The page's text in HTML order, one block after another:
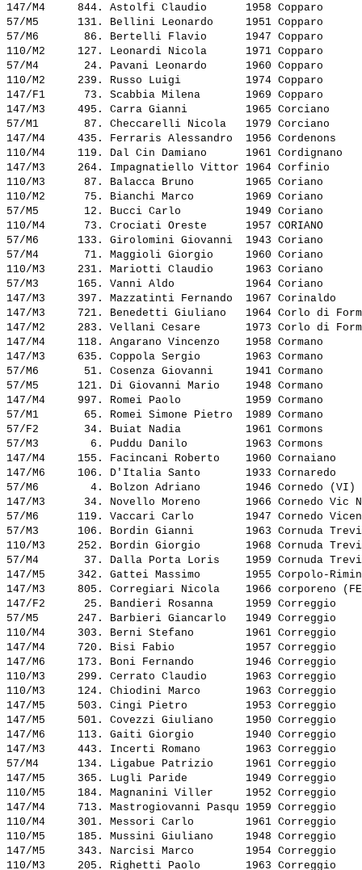
147/M4     844. Astolfi Claudio
1958 Copparo
57/M5      131. Bellini Leonardo
1951 Copparo
57/M6       86. Bertelli Flavio
1947 Copparo
110/M2     127. Leonardi Nicola
1971 Copparo
57/M4       24. Pavani Leonardo
1960 Copparo
110/M2     239. Russo Luigi
1974 Copparo
147/F1      73. Scabbia Milena
1969 Copparo
147/M3     495. Carra Gianni
1965 Corciano
57/M1       87. Checcarelli Nicola
1979 Corciano
147/M4     435. Ferraris Alessandro
1956
110/M4     119. Dal Cin Damiano
1961
147/M3     264. Impagnatiello Vittor 1964 Corfinio
110/M3      87. Balacca Bruno
1965 Coriano
110/M2      75. Bianchi Marco
1969 Coriano
57/M5       12. Bucci Carlo
1949 Coriano
110/M4      73. Crociati Oreste
1957 CORIANO
57/M6      133. Girolomini Giovanni
1943 Coriano
57/M4       71. Maggioli Giorgio
1960 Coriano
110/M3     231. Mariotti Claudio
1963 Coriano
57/M3      165. Vanni Aldo
1964 Coriano
147/M3     397. Mazzatinti Fernando
1967
147/M3     721. Benedetti Giuliano
1964 Corlo di
147/M2     283. Vellani Cesare
1973 Corlo di
147/M4     118. Angarano Vincenzo
1958 Cormano
147/M3     635. Coppola Sergio
1963 Cormano
57/M6       51. Cosenza Giovanni
1941 Cormano
57/M5      121. Di Giovanni Mario
1948 Cormano
147/M4     997. Romei Paolo
1959 Cormano
57/M1       65. Romei Simone Pietro
1989 Cormano
57/F2       34. Buiat Nadia
1961 Cormons
57/M3        6. Puddu Danilo
1963 Cormons
147/M4     155. Facincani Roberto
1960 Cornaiano
147/M6     106. D'Italia Santo
1933
57/M6        4. Bolzon Adriano
1946 Cornedo
147/M3      34. Novello Moreno
1966 Cornedo
57/M6      119. Vaccari Carlo
1947 Cornedo
57/M3      106. Bordin Gianni
1963 Cornuda
110/M3     252. Bordin Giorgio
1968 Cornuda
57/M4       37. Dalla Porta Loris
1959 Cornuda
147/M5     342. Gattei Massimo
1955 Corpolo-
147/M3     805. Corregiari Nicola
1966 corporeno
147/F2      25. Bandieri Rosanna
1959 Correggio
57/M5      247. Barbieri Giancarlo
1949
110/M4     303. Berni Stefano
1961
147/M4     720. Bisi Fabio
1957
147/M6     173. Boni Fernando
1946
110/M3     299. Cerrato Claudio
1963
110/M3     124. Chiodini Marco
1963
147/M5     503. Cingi Pietro
1953
147/M5     501. Covezzi Giuliano
1950
147/M6     113. Gaiti Giorgio
1940
147/M3     443. Incerti Romano
1963
57/M4      134. Ligabue Patrizio
1961
147/M5     365. Lugli Paride
1949
110/M5     184. Magnanini Viller
1952 Correggio
147/M4     713. Mastrogiovanni Pasqu 1959
110/M4     301. Messori Carlo
1961
110/M5     185. Mussini Giuliano
1948
147/M5     343. Narcisi Marco
1954
110/M3     205. Righetti Paolo
1963